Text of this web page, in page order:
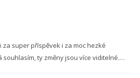
za super příspěvek i za moc hezké
souhlasím, ty změny jsou více viditelné.…